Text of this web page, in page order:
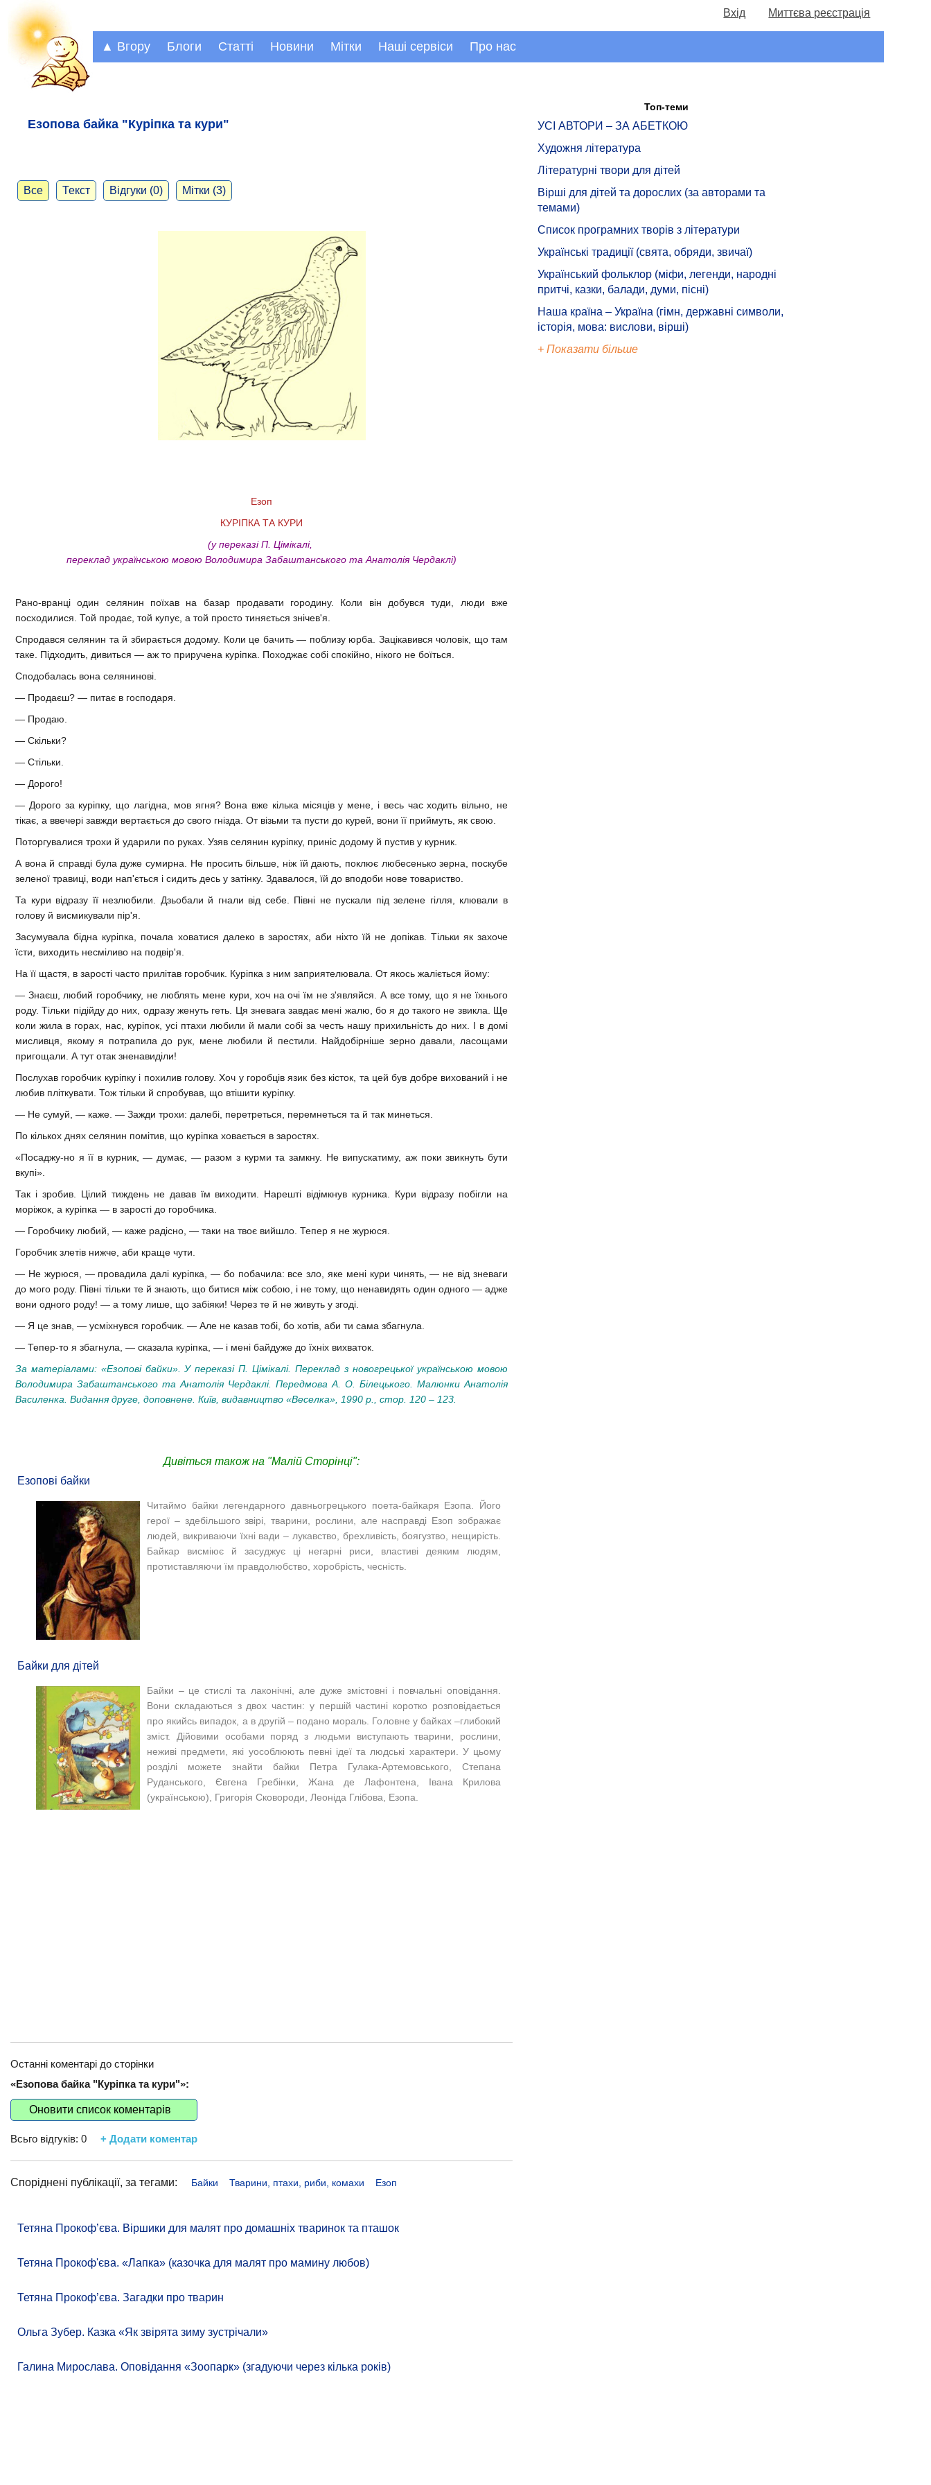
Вхід Миттєва реєстрація
▲ Вгору Блоги Статті Новини Мітки Наші сервіси Про нас
Езопова байка "Куріпка та кури"
Все Текст Відгуки (0) Мітки (3)
Езоп
КУРІПКА ТА КУРИ
(у переказі П. Цімікалі,
переклад українською мовою Володимира Забаштанського та Анатолія Чердаклі)
Рано-вранці один селянин поїхав на базар продавати городину. Коли він добувся туди, люди вже
посходилися. Той продає, той купує, а той просто тиняється знічев'я.
Спродався селянин та й збирається додому. Коли це бачить — поблизу юрба. Зацікавився чоловік, що там
таке. Підходить, дивиться — аж то приручена куріпка. Походжає собі спокійно, нікого не боїться.
Сподобалась вона селянинові.
— Продаєш? — питає в господаря.
— Продаю.
— Скільки?
— Стільки.
— Дорого!
— Дорого за куріпку, що лагідна, мов ягня? Вона вже кілька місяців у мене, і весь час ходить вільно, не
тікає, а ввечері завжди вертається до свого гнізда. От візьми та пусти до курей, вони її приймуть, як свою.
Поторгувалися трохи й ударили по руках. Узяв селянин куріпку, приніс додому й пустив у курник.
А вона й справді була дуже сумирна. Не просить більше, ніж їй дають, поклює любесенько зерна, поскубе
зеленої травиці, води нап'ється і сидить десь у затінку. Здавалося, їй до вподоби нове товариство.
Та кури відразу її незлюбили. Дзьобали й гнали від себе. Півні не пускали під зелене гілля, клювали в
голову й висмикували пір'я.
Засумувала бідна куріпка, почала ховатися далеко в заростях, аби ніхто їй не допікав. Тільки як захоче
їсти, виходить несміливо на подвір'я.
На її щастя, в зарості часто прилітав горобчик. Куріпка з ним заприятелювала. От якось жаліється йому:
— Знаєш, любий горобчику, не люблять мене кури, хоч на очі їм не з'являйся. А все тому, що я не їхнього
роду. Тільки підійду до них, одразу женуть геть. Ця зневага завдає мені жалю, бо я до такого не звикла. Ще
коли жила в горах, нас, куріпок, усі птахи любили й мали собі за честь нашу прихильність до них. І в домі
мисливця, якому я потрапила до рук, мене любили й пестили. Найдобірніше зерно давали, ласощами
пригощали. А тут отак зненавиділи!
Послухав горобчик куріпку і похилив голову. Хоч у горобців язик без кісток, та цей був добре вихований і не
любив пліткувати. Тож тільки й спробував, що втішити куріпку.
— Не сумуй, — каже. — Зажди трохи: далебі, перетреться, перемнеться та й так минеться.
По кількох днях селянин помітив, що куріпка ховається в заростях.
«Посаджу-но я її в курник, — думає, — разом з курми та замкну. Не випускатиму, аж поки звикнуть бути
вкупі».
Так і зробив. Цілий тиждень не давав їм виходити. Нарешті відімкнув курника. Кури відразу побігли на
моріжок, а куріпка — в зарості до горобчика.
— Горобчику любий, — каже радісно, — таки на твоє вийшло. Тепер я не журюся.
Горобчик злетів нижче, аби краще чути.
— Не журюся, — провадила далі куріпка, — бо побачила: все зло, яке мені кури чинять, — не від зневаги
до мого роду. Півні тільки те й знають, що битися між собою, і не тому, що ненавидять один одного — адже
вони одного роду! — а тому лише, що забіяки! Через те й не живуть у згоді.
— Я це знав, — усміхнувся горобчик. — Але не казав тобі, бо хотів, аби ти сама збагнула.
— Тепер-то я збагнула, — сказала куріпка, — і мені байдуже до їхніх вихваток.
За матеріалами: «Езопові байки». У переказі П. Цімікалі. Переклад з новогрецької українською мовою
Володимира Забаштанського та Анатолія Чердаклі. Передмова А. О. Білецького. Малюнки Анатолія
Василенка. Видання друге, доповнене. Київ, видавництво «Веселка», 1990 р.
, стор. 120 – 123.
Дивіться також на "Малій Сторінці":
Езопові байки
Читаймо байки легендарного давньогрецького поета-байкаря Езопа. Його
герої – здебільшого звірі, тварини, рослини, але насправді Езоп зображає
людей, викриваючи їхні вади – лукавство, брехливість, боягузтво, нещирість.
Байкар висміює й засуджує ці негарні риси, властиві деяким людям,
протиставляючи їм правдолюбство, хоробрість, чесність.
Байки для дітей
Байки – це стислі та лаконічні, але дуже змістовні і повчальні оповідання.
Вони складаються з двох частин: у першій частині коротко розповідається
про якийсь випадок, а в другій – подано мораль. Головне у байках –глибокий
зміст. Дійовими особами поряд з людьми виступають тварини, рослини,
неживі предмети, які уособлюють певні ідеї та людські характери. У цьому
розділі можете знайти байки Петра Гулака-Артемовського, Степана
Руданського, Євгена Гребінки, Жана де Лафонтена, Івана Крилова
(українською), Григорія Сковороди, Леоніда Глібова, Езопа.
Останні коментарі до сторінки
«Езопова байка "Куріпка та кури"»:
Оновити список коментарів
Всьго відгуків: 0 + Додати коментар
Споріднені публікації, за тегами: Байки Тварини, птахи, риби, комахи Езоп
Тетяна Прокоф’єва. Віршики для малят про домашніх тваринок та пташок
Тетяна Прокоф'єва. «Лапка» (казочка для малят про мамину любов)
Тетяна Прокоф’єва. Загадки про тварин
Ольга Зубер. Казка «Як звірята зиму зустрічали»
Галина Мирослава. Оповідання «Зоопарк» (згадуючи через кілька років)
Топ-теми
УСІ АВТОРИ – ЗА АБЕТКОЮ
Художня література
Літературні твори для дітей
Вірші для дітей та дорослих (за авторами та
темами)
Список програмних творів з літератури
Українські традиції (свята, обряди, звичаї)
Український фольклор (міфи, легенди, народні
притчі, казки, балади, думи, пісні)
Наша країна – Україна (гімн, державні символи,
історія, мова: вислови, вірші)
+ Показати більше